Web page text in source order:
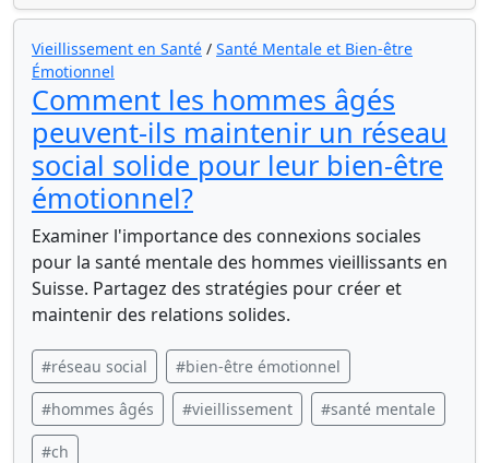
Vieillissement en Santé / Santé Mentale et Bien-être
Émotionnel
Comment les hommes âgés
peuvent-ils maintenir un réseau
social solide pour leur bien-être
émotionnel?
Examiner l'importance des connexions sociales
pour la santé mentale des hommes vieillissants en
Suisse. Partagez des stratégies pour créer et
maintenir des relations solides.
#réseau social #bien-être émotionnel
#hommes âgés #vieillissement #santé mentale
#ch